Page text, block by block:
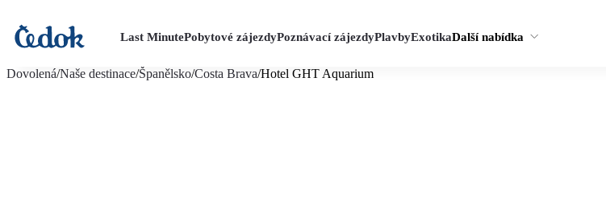
Last MinutePobytové zájezdyPoznávací zájezdyPlavbyExotikaDalší nabídka
Dovolená/Naše destinace/Španělsko/Costa Brava/Hotel GHT Aquarium